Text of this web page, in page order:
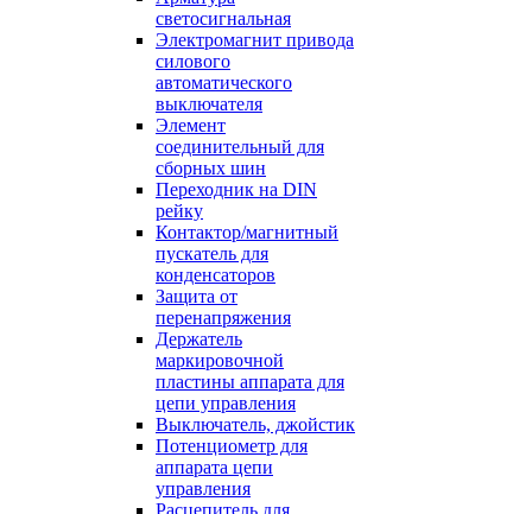
светосигнальная
Электромагнит привода
силового
автоматического
выключателя
Элемент
соединительный для
сборных шин
Переходник на DIN
рейку
Контактор/магнитный
пускатель для
конденсаторов
Защита от
перенапряжения
Держатель
маркировочной
пластины аппарата для
цепи управления
Выключатель, джойстик
Потенциометр для
аппарата цепи
управления
Расцепитель для